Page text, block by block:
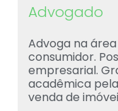
Advogado
Advoga na
consumidor.
empresarial.
acadêmica
venda de